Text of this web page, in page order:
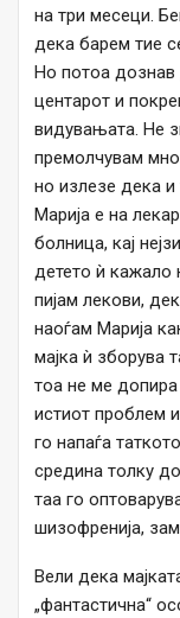
на три месеци.
дека барем тие
Но потоа
центарот и
видувањата. Не
премолчувам
но излезе дека
Марија е на
болница, кај
детето ѝ кажало
пијам лекови,
наоѓам Марија
мајка ѝ зборува
тоа не ме допира
истиот проблем
го напаѓа
средина толку
таа го
шизофренија,
Вели дека
„фантастична“